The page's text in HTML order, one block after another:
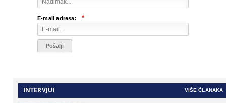
E-mail adresa: *
INTERVJUI VIŠE ČLANAKA